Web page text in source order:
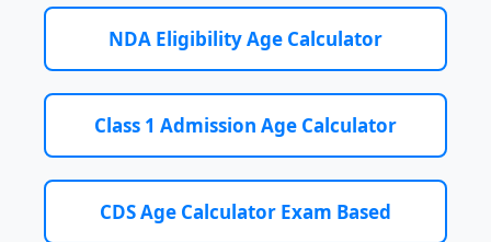
NDA Eligibility Age Calculator
Class 1 Admission Age Calculator
CDS Age Calculator Exam Based